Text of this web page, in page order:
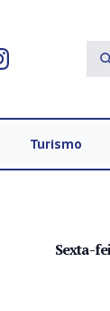
Turismo
Sexta-